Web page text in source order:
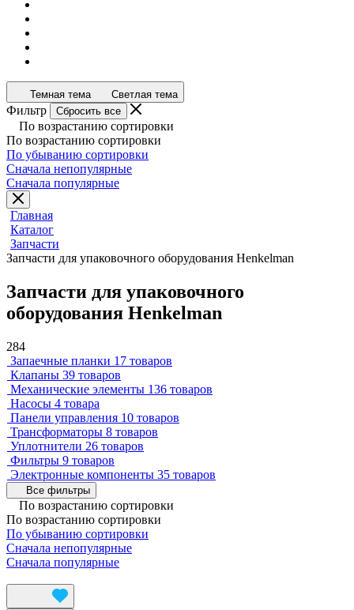
Темная тема Светлая тема
Фильтр Сбросить все
По возрастанию сортировки
По возрастанию сортировки
По убыванию сортировки
Сначала непопулярные
Сначала популярные
Главная
Каталог
Запчасти
Запчасти для упаковочного оборудования Henkelman
Запчасти для упаковочного
оборудования Henkelman
284
Запаечные планки 17 товаров
Клапаны 39 товаров
Механические элементы 136 товаров
Насосы 4 товара
Панели управления 10 товаров
Трансформаторы 8 товаров
Уплотнители 26 товаров
Фильтры 9 товаров
Электронные компоненты 35 товаров
Все фильтры
По возрастанию сортировки
По возрастанию сортировки
По убыванию сортировки
Сначала непопулярные
Сначала популярные